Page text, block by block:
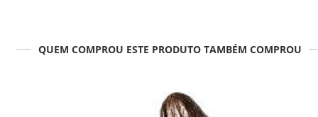
QUEM COMPROU ESTE PRODUTO TAMBÉM COMPROU